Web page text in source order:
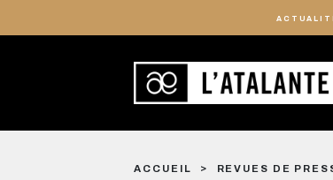
ACCUEIL REVUES DE